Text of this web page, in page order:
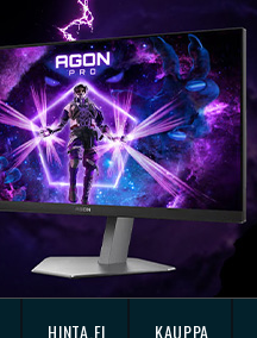
HINTA.FI KAUPPA